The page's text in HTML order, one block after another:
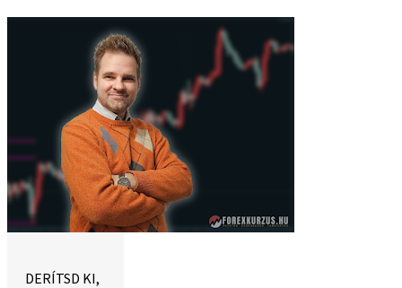
DERÍTSD KI,